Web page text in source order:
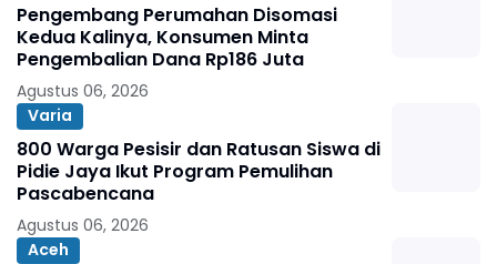
Pengembang Perumahan Disomasi
Kedua Kalinya, Konsumen Minta
Pengembalian Dana Rp186 Juta
Agustus 06, 2026
Varia
800 Warga Pesisir dan Ratusan Siswa di
Pidie Jaya Ikut Program Pemulihan
Pascabencana
Agustus 06, 2026
Aceh